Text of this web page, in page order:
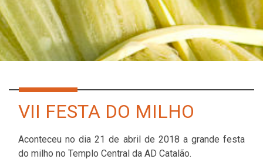
VII FESTA DO MILHO
Aconteceu no dia 21 de abril de 2018 a grande festa
do milho no Templo Central da AD Catalão.